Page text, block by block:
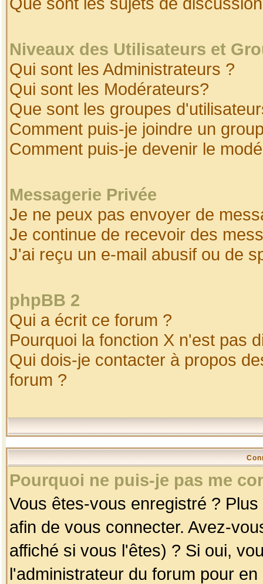
Niveaux des Utilisateurs et
Qui sont les Administrateurs ?
Qui sont les Modérateurs?
Que sont les groupes
Comment puis-je joindre un
Comment puis-je devenir le
Messagerie Privée
Je ne peux pas envoyer de
Je continue de recevoir des
J'ai reçu un e-mail abusif ou de
phpBB 2
Qui a écrit ce forum ?
Pourquoi la fonction X n'est pas
Qui dois-je contacter à propos
forum ?
Pourquoi ne puis-je pas me
Vous êtes-vous enregistré ?
afin de vous connecter. Avez-
affiché si vous l'êtes) ? Si oui,
l'administrateur du forum pour